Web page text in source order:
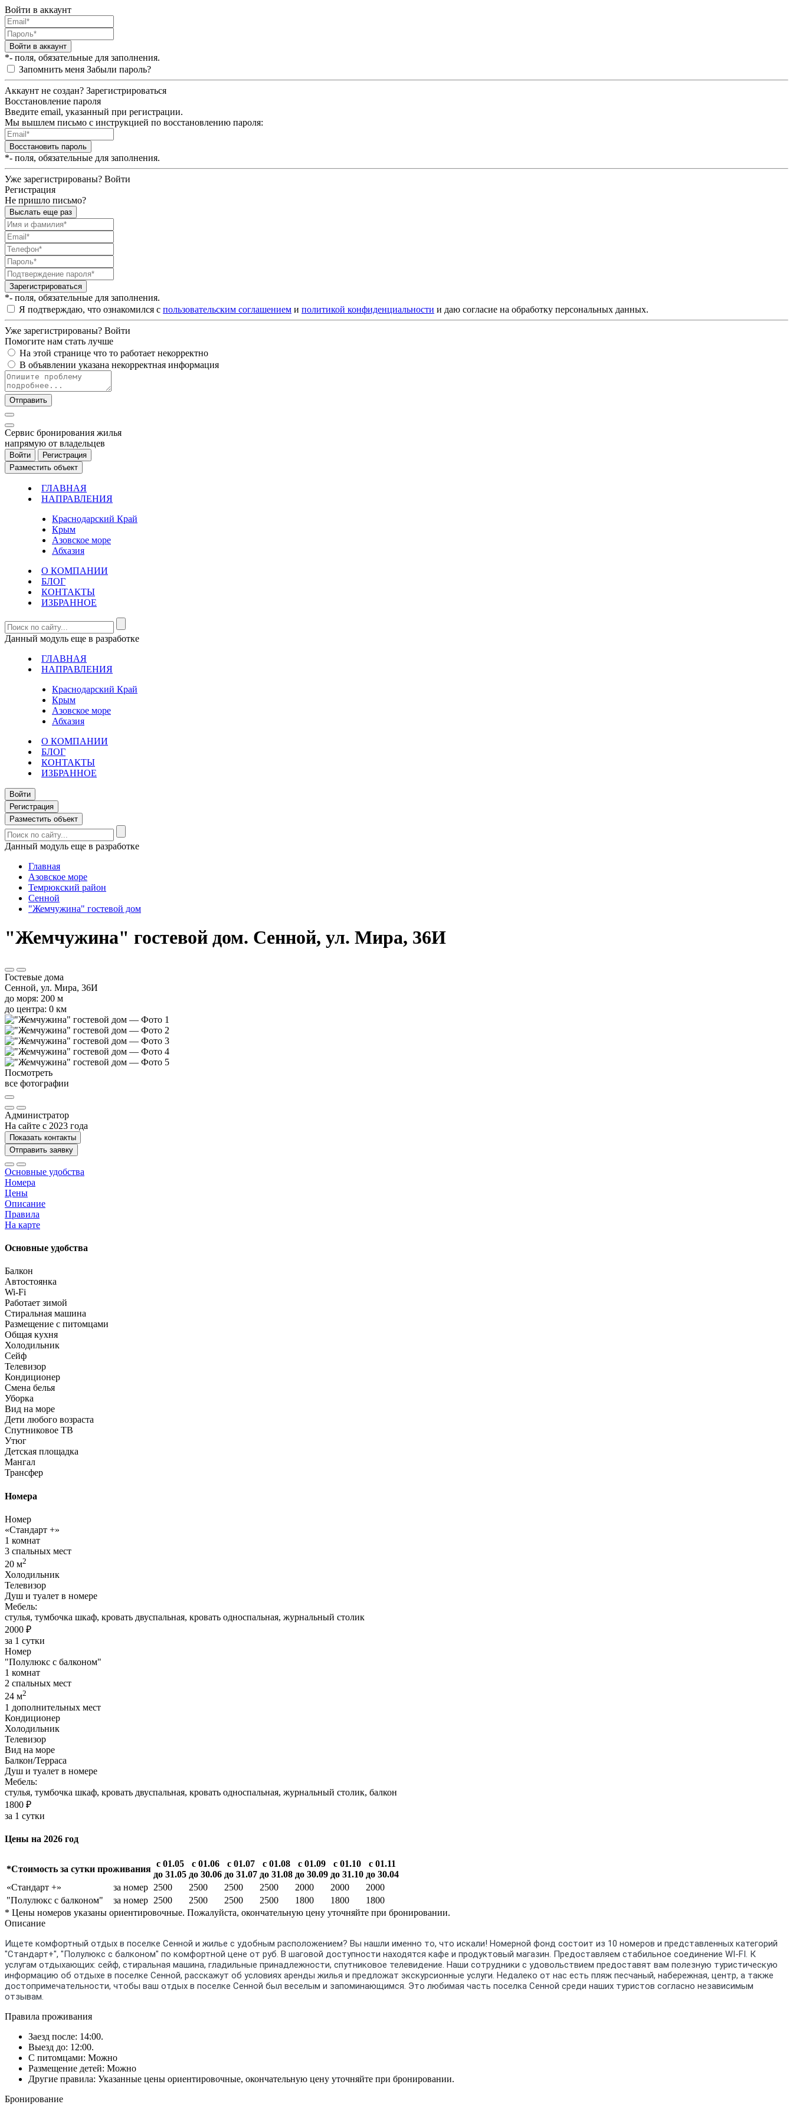
Войти в аккаунт
Войти в аккаунт
*- поля, обязательные для заполнения.
Запомнить меня Забыли пароль?
Аккаунт не создан? Зарегистрироваться
Восстановление пароля
Введите email, указанный при регистрации.
Мы вышлем письмо с инструкцией по восстановлению пароля:
Восстановить пароль
*- поля, обязательные для заполнения.
Уже зарегистрированы? Войти
Регистрация
Не пришло письмо?
Выслать еще раз
Зарегистрироваться
*- поля, обязательные для заполнения.
Я подтверждаю, что ознакомился с пользовательским соглашением и политикой конфиденциальности и даю согласие на обработку персональных данных.
Уже зарегистрированы? Войти
Помогите нам стать лучше
На этой странице что то работает некорректно
В объявлении указана некорректная информация
Отправить
Cервис бронирования жилья
напрямую от владельцев
Войти
Регистрация
Разместить объект
ГЛАВНАЯ
НАПРАВЛЕНИЯ
Краснодарский Край
Крым
Азовское море
Абхазия
О КОМПАНИИ
БЛОГ
КОНТАКТЫ
ИЗБРАННОЕ
Данный модуль еще в разработке
ГЛАВНАЯ
НАПРАВЛЕНИЯ
Краснодарский Край
Крым
Азовское море
Абхазия
О КОМПАНИИ
БЛОГ
КОНТАКТЫ
ИЗБРАННОЕ
Войти
Регистрация
Разместить объект
Данный модуль еще в разработке
Главная
Азовское море
Темрюкский район
Сенной
"Жемчужина" гостевой дом
"Жемчужина" гостевой дом. Сенной, ул. Мира, 36И
Гостевые дома
Сенной, ул. Мира, 36И
до моря: 200 м
до центра: 0 км
Посмотреть
все фотографии
Администратор
На сайте с 2023 года
Показать контакты
Отправить заявку
Основные удобства
Номера
Цены
Описание
Правила
На карте
Основные удобства
Балкон
Автостоянка
Wi-Fi
Работает зимой
Стиральная машина
Размещение с питомцами
Общая кухня
Холодильник
Сейф
Телевизор
Кондиционер
Смена белья
Уборка
Вид на море
Дети любого возраста
Спутниковое ТВ
Утюг
Детская площадка
Мангал
Трансфер
Номера
Номер
«Стандарт +»
1 комнат
3 спальных мест
20 м2
Холодильник
Телевизор
Душ и туалет в номере
Мебель:
стулья, тумбочка шкаф, кровать двуспальная, кровать односпальная, журнальный столик
2000 ₽
за 1 сутки
Номер
"Полулюкс с балконом"
1 комнат
2 спальных мест
24 м2
1 дополнительных мест
Кондиционер
Холодильник
Телевизор
Вид на море
Балкон/Терраса
Душ и туалет в номере
Мебель:
стулья, тумбочка шкаф, кровать двуспальная, кровать односпальная, журнальный столик, балкон
1800 ₽
за 1 сутки
Цены на 2026 год
*Стоимость за сутки проживания
с 01.05
до 31.05
с 01.06
до 30.06
с 01.07
до 31.07
с 01.08
до 31.08
с 01.09
до 30.09
с 01.10
до 31.10
с 01.11
до 30.04
«Стандарт +»
за номер 2500 2500 2500 2500 2000 2000
2000
"Полулюкс с балконом"
за номер 2500 2500 2500 2500 1800 1800
1800
* Цены номеров указаны ориентировочные. Пожалуйста, окончательную цену уточняйте при бронировании.
Описание
Ищете комфортный отдых в поселке Сенной и жилье с удобным расположением? Вы нашли именно то, что искали! Номерной фонд состоит из 10 номеров и представленных категорий
"Стандарт+", "Полулюкс с балконом" по комфортной цене от руб. В шаговой доступности находятся кафе и продуктовый магазин. Предоставляем стабильное соединение WI-FI. К
услугам отдыхающих: сейф, стиральная машина, гладильные принадлежности, спутниковое телевидение. Наши сотрудники с удовольствием предоставят вам полезную туристическую
информацию об отдыхе в поселке Сенной, расскажут об условиях аренды жилья и предложат экскурсионные услуги. Недалеко от нас есть пляж песчаный, набережная, центр, а также
достопримечательности, чтобы ваш отдых в поселке Сенной был веселым и запоминающимся. Это любимая часть поселка Сенной среди наших туристов согласно независимым
отзывам.
Правила проживания
Заезд после: 14:00.
Выезд до: 12:00.
С питомцами: Можно
Размещение детей: Можно
Другие правила: Указанные цены ориентировочные, окончательную цену уточняйте при бронировании.
Бронирование